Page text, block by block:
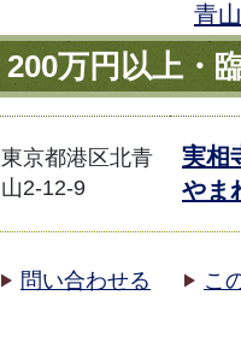
青
200万円以上・
東京都港区北青
山2-12-9
実相
やま
問い合わせる こ